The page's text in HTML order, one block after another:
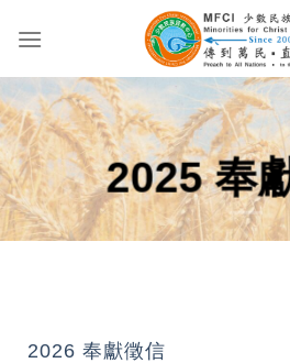
2025 奉
2026 奉獻徵信